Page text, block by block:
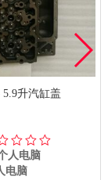
5.9升汽缸盖
人电脑
电脑